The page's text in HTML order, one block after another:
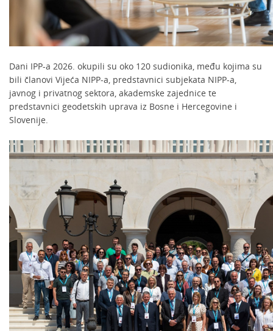
Dani IPP-a 2026. okupili su oko 120 sudionika, među kojima su
bili članovi Vijeća NIPP-a, predstavnici subjekata NIPP-a,
javnog i privatnog sektora, akademske zajednice te
predstavnici geodetskih uprava iz Bosne i Hercegovine i
Slovenije.